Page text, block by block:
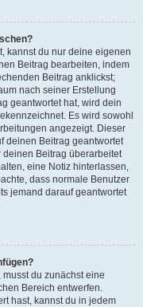
kannst du nur deine eigenen
Beitrag bearbeiten, indem
Beitrag anklickst;
nach seiner Erstellung
geantwortet hat, wird dein
Es wird sowohl
angezeigt. Dieser
deinen Beitrag geantwortet
deinen Beitrag überarbeitet
eine Notiz hinterlassen,
dass normale Benutzer
jemand darauf geantwortet
du zunächst eine
Bereich entwerfen.
hast, kannst du in jedem